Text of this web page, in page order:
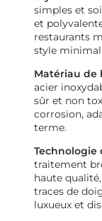
simples et
et
restaurants
style
Matériau de
acier
sûr et non
corrosion,
terme.
Technologie
traitement
haute
traces de
luxueux et